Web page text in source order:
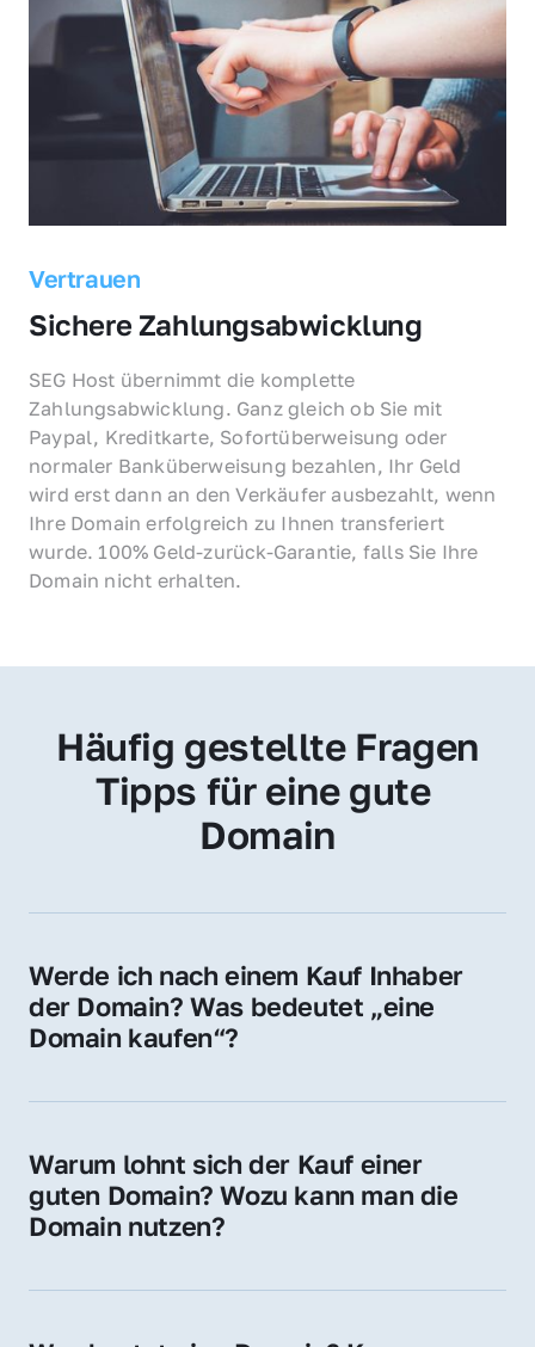
Vertrauen
Sichere Zahlungsabwicklung
SEG Host übernimmt die komplette
Zahlungsabwicklung. Ganz gleich ob Sie mit
Paypal, Kreditkarte, Sofortüberweisung oder
normaler Banküberweisung bezahlen, Ihr Geld
wird erst dann an den Verkäufer ausbezahlt, wenn
Ihre Domain erfolgreich zu Ihnen transferiert
wurde. 100% Geld-zurück-Garantie, falls Sie Ihre
Domain nicht erhalten.
Häufig gestellte Fragen
Tipps für eine gute
Domain
Werde ich nach einem Kauf Inhaber
der Domain? Was bedeutet „eine
Domain kaufen“?
Sie erhalten alle Rechte zur Nutzung,
Domain.
Warum lohnt sich der Kauf einer
guten Domain? Wozu kann man die
Domain nutzen?
Vertrauen und Markenwert. Nutzen Sie sie